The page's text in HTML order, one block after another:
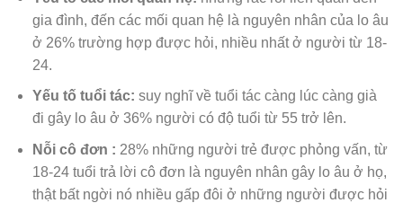
gia đình, đến các mối quan hệ là nguyên nhân của lo âu
ở 26% trường hợp được hỏi, nhiều nhất ở người từ 18-
24.
Yếu tố tuổi tác: suy nghĩ về tuổi tác càng lúc càng già
đi gây lo âu ở 36% người có độ tuổi từ 55 trở lên.
Nỗi cô đơn : 28% những người trẻ được phỏng vấn, từ
18-24 tuổi trả lời cô đơn là nguyên nhân gây lo âu ở họ,
thật bất ngời nó nhiều gấp đôi ở những người được hỏi